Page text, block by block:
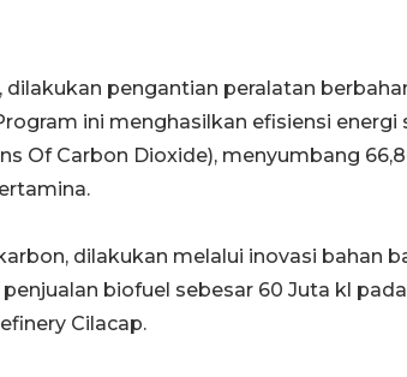
pengantian peralatan
ini menghasilkan efisiensi energi
Of Carbon Dioxide), menyumbang
dilakukan melalui inovasi bahan
biofuel sebesar 60 Juta kl
Cilacap.